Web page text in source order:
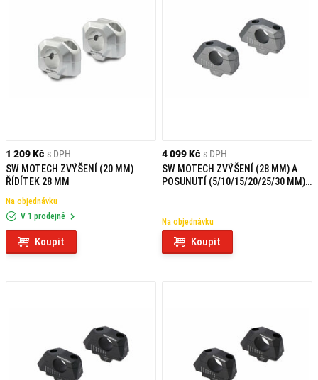
1 209 Kč s DPH
SW MOTECH ZVÝŠENÍ (20 MM)
ŘÍDÍTEK 28 MM
Na objednávku
V 1 prodejně
Koupit
4 099 Kč s DPH
SW MOTECH ZVÝŠENÍ (28 MM) A
POSUNUTÍ (5/10/15/20/25/30 MM)
Na objednávku
Koupit